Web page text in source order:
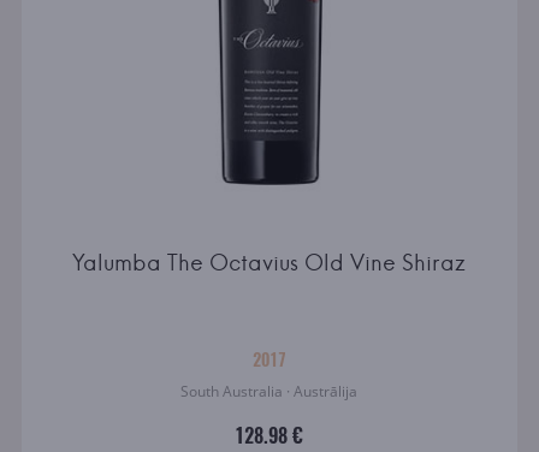
Yalumba The Octavius Old Vine Shiraz
2017
South Australia · Austrālija
128.98 €